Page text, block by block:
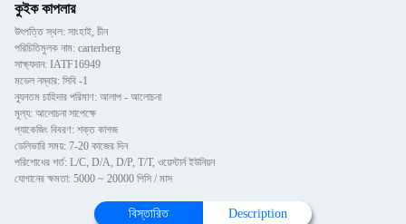
কুইক কাপলার
উৎপত্তি স্থল: সাংহাই, চীন
পরিচিতিমুলক নাম: carterberg
সাক্ষ্যদান: IATF16949
মডেল নম্বার: সিবি -1
ন্যূনতম চাহিদার পরিমাণ: আলাপ - আলোচনা
মূল্য: আলোচনা সাপেক্ষে
প্যাকেজিং বিবরণ: শক্ত কাগজ
ডেলিভারি সময়: 7-20 কাজের দিন
পরিশোধের শর্ত: L/C, D/A, D/P, T/T, ওয়েস্টার্ন ইউনিয়ন
যোগানের ক্ষমতা: 5000 ~ 20000 পিসি / মাস
বিস্তারিত Description